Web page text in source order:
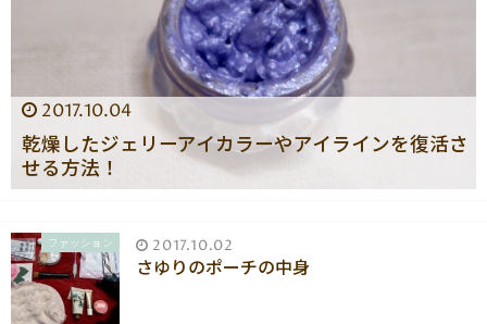
2017.10.04
乾燥したジェリーアイカラーやアイラインを復活さ
せる方法！
ファッション 2017.10.02
さゆりのポーチの中身